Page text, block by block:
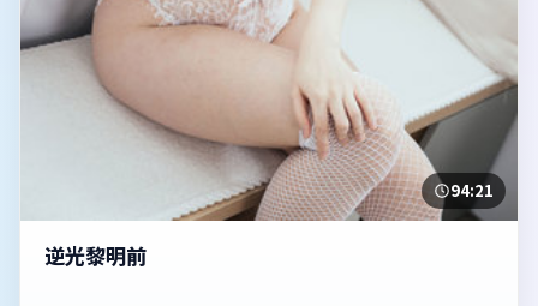
94:21
逆光黎明前